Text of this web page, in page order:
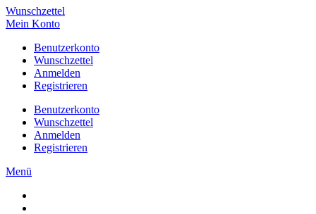
Wunschzettel
Mein Konto
Benutzerkonto
Wunschzettel
Anmelden
Registrieren
Benutzerkonto
Wunschzettel
Anmelden
Registrieren
Menü